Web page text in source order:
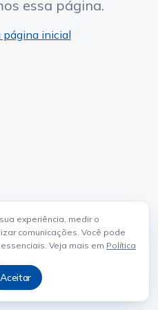
experiência, medir o
comunicações. Você pode
Veja mais em Política
Aceitar
essa página.
página inicial